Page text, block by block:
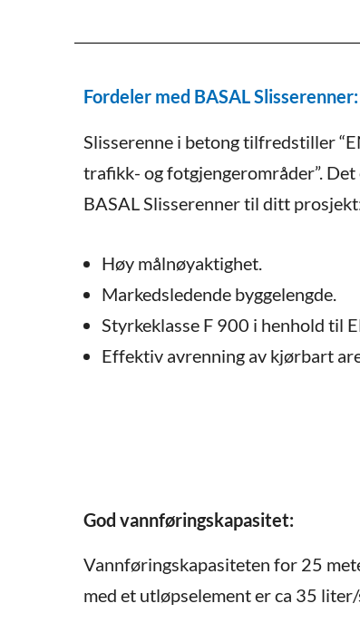
Fordeler med BASAL Slisserenner:
Slisserenne i betong tilfredstiller
trafikk- og fotgjengerområder”.
BASAL Slisserenner til ditt
Høy målnøyaktighet.
Markedsledende byggelengde.
Styrkeklasse F 900 i henhold til
Effektiv avrenning av kjørbart
God vannføringskapasitet:
Vannføringskapasiteten for 25
med et utløpselement er ca 35